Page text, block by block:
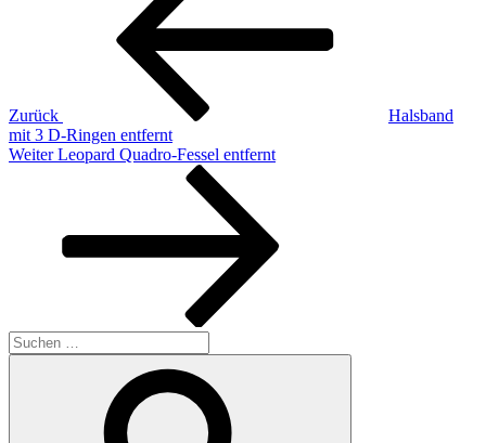
Zurück
Halsband
mit 3 D-Ringen entfernt
Nächster
Weiter Leopard Quadro-Fessel entfernt
Suchen
nach: